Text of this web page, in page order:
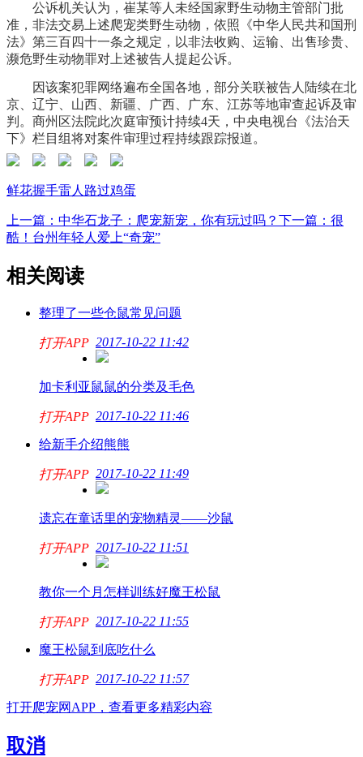
公诉机关认为，崔某等人未经国家野生动物主管部门批
准，非法交易上述爬宠类野生动物，依照《中华人民共和国刑
法》第三百四十一条之规定，以非法收购、运输、出售珍贵、
濒危野生动物罪对上述被告人提起公诉。
因该案犯罪网络遍布全国各地，部分关联被告人陆续在北
京、辽宁、山西、新疆、广西、广东、江苏等地审查起诉及审
判。商州区法院此次庭审预计持续4天，中央电视台《法治天
下》栏目组将对案件审理过程持续跟踪报道。
鲜花握手雷人 路过鸡蛋
上一篇：中华石龙子：爬宠新宠，你有玩过吗？ 下一篇：很
酷！台州年轻人爱上“奇宠”
相关阅读
整理了一些仓鼠常见问题
2017-10-22 11:42
打开APP
加卡利亚鼠鼠的分类及毛色
2017-10-22 11:46
打开APP
给新手介绍熊熊
2017-10-22 11:49
打开APP
遗忘在童话里的宠物精灵——沙鼠
2017-10-22 11:51
打开APP
教你一个月怎样训练好魔王松鼠
2017-10-22 11:55
打开APP
魔王松鼠到底吃什么
2017-10-22 11:57
打开APP
打开爬宠网APP，查看更多精彩内容
取消